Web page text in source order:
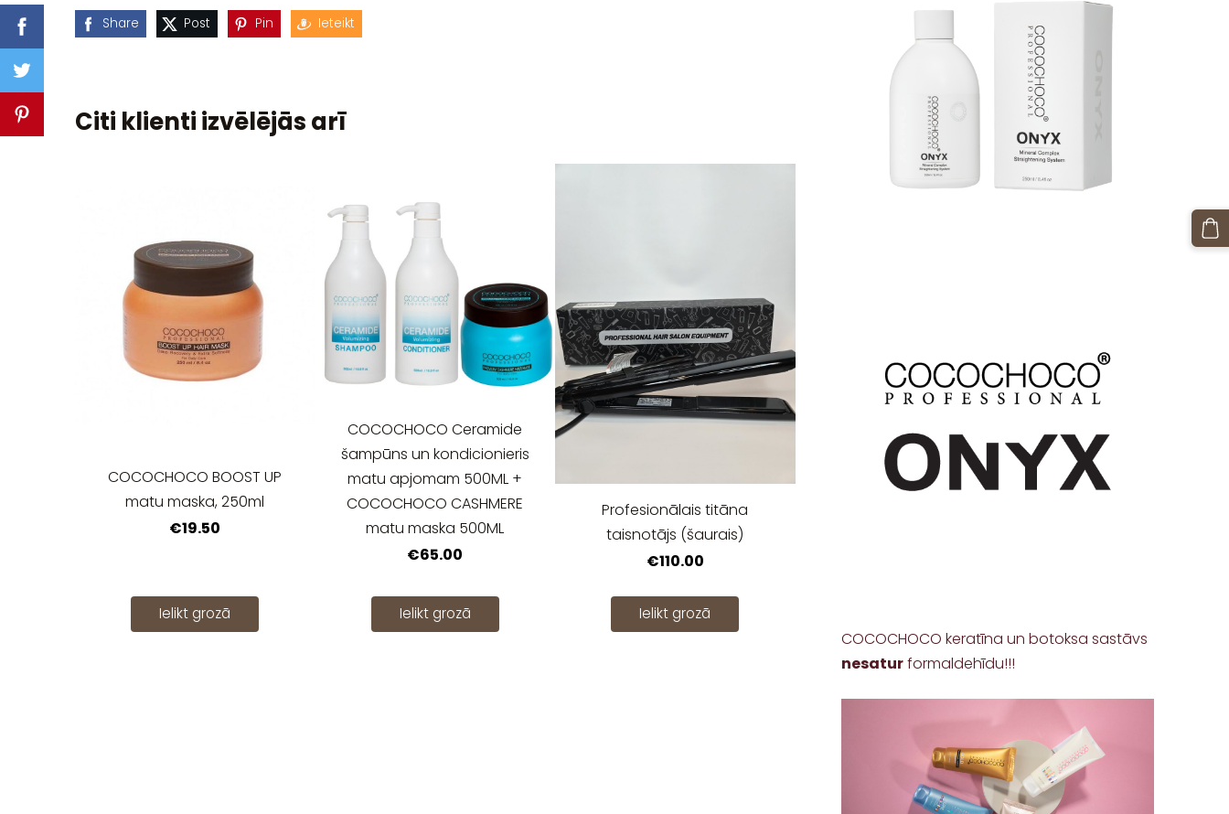
COCOCHOCO keratīna un botoksa sastāvs
nesaturformaldehīdu!!!
Share Post Pin Ieteikt
Citi klienti izvēlējās arī
COCOCHOCO BOOST UP
matu maska, 250ml
€19.50
Ielikt grozā
COCOCHOCO Ceramide
šampūns un kondicionieris
matu apjomam 500ML +
COCOCHOCO CASHMERE
matu maska 500ML
€65.00
Ielikt grozā
Profesionālais titāna
taisnotājs (šaurais)
€110.00
Ielikt grozā